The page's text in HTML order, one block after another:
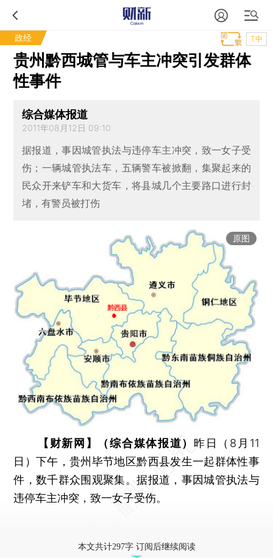
政经 T中
贵州黔西城管与车主冲突引发群体
性事件
综合媒体报道
2011年08月12日 09:10
据报道，事因城管执法与违停车主冲突，致一女子受
伤；一辆城管执法车，五辆警车被掀翻，集聚起来的
民众开来铲车和大货车，将县城几个主要路口进行封
堵，有警员被打伤
原图
【财新网】（综合媒体报道） 昨日（8月11
日）下午，贵州毕节地区黔西县发生一起群体性事
件，数千群众围观聚集。据报道，事因城管执法与
违停车主冲突，致一女子受伤。
本文共计297字 订阅后继续阅读